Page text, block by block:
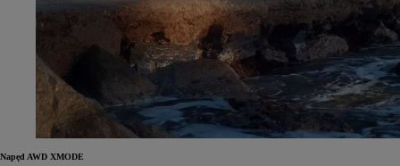
Napęd AWD XMODE